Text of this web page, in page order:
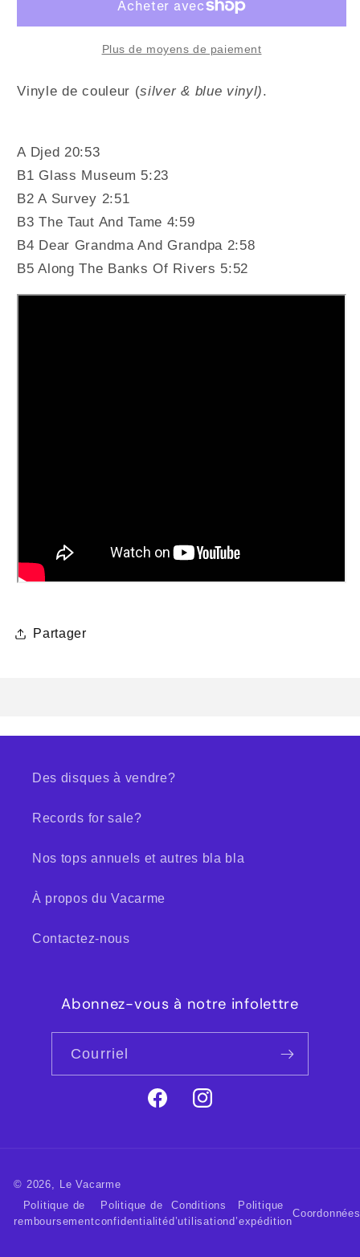
Now
Never
Millions
Now
Living
Never
Plus de moyens de paiement
Vinyle de couleur (silver & blue vinyl).
A Djed 20:53
B1 Glass Museum 5:23
B2 A Survey 2:51
B3 The Taut And Tame 4:59
B4 Dear Grandma And Grandpa 2:58
B5 Along The Banks Of Rivers 5:52
Partager
Des disques à vendre?
Records for sale?
Nos tops annuels et autres bla bla
À propos du Vacarme
Contactez-nous
Abonnez-vous à notre infolettre
Courriel
FacebookInstagram
© 2026,
Le Vacarme
Politique de
remboursement
Politique de
confidentialité
Conditions
d’utilisation
Politique
d’expédition
Coordonnées